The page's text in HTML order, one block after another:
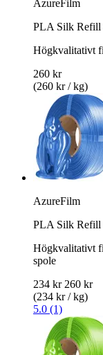
AzureFilm
PLA Silk Refill
Högkvalitativt
260 kr
(260 kr / kg)
AzureFilm
PLA Silk Refill
Högkvalitativt
spole
234 kr 260 kr
(234 kr / kg)
5.0 (1)